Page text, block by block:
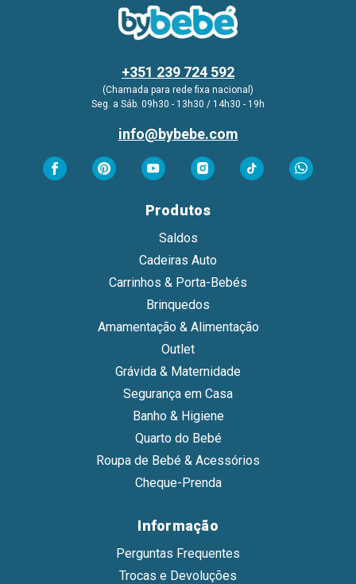
+351 239 724 592
(Chamada para rede fixa nacional)
Seg. a Sáb. 09h30 - 13h30 / 14h30 - 19h
info@bybebe.com
Produtos
Saldos
Cadeiras Auto
Carrinhos & Porta-Bebés
Brinquedos
Amamentação & Alimentação
Outlet
Grávida & Maternidade
Segurança em Casa
Banho & Higiene
Quarto do Bebé
Roupa de Bebé & Acessórios
Cheque-Prenda
Informação
Perguntas Frequentes
Trocas e Devoluções